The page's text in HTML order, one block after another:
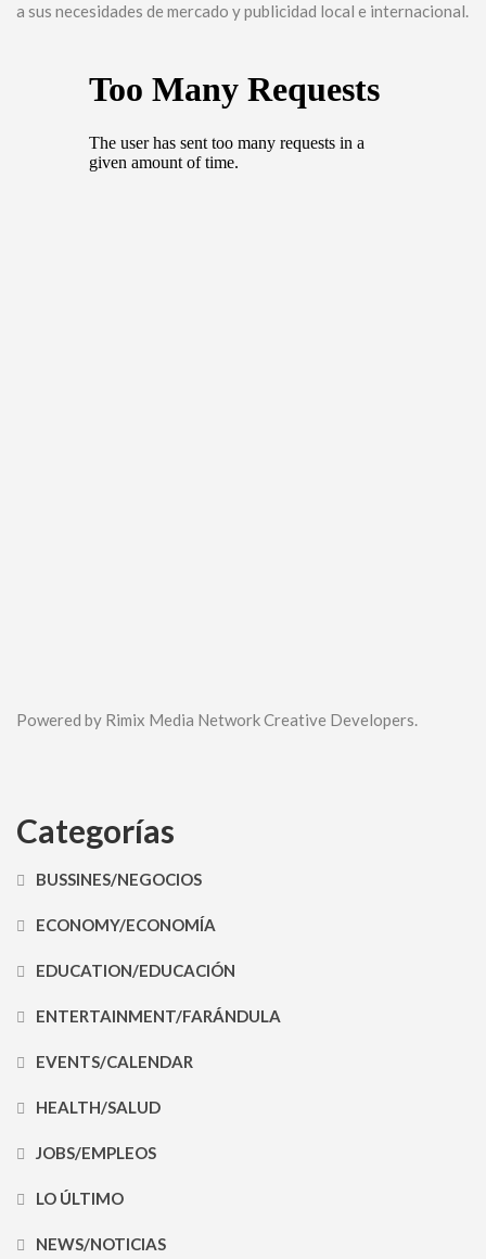
a sus necesidades de mercado y publicidad local e internacional.
Powered by Rimix Media Network Creative Developers.
Categorías
BUSSINES/NEGOCIOS
ECONOMY/ECONOMÍA
EDUCATION/EDUCACIÓN
ENTERTAINMENT/FARÁNDULA
EVENTS/CALENDAR
HEALTH/SALUD
JOBS/EMPLEOS
LO ÚLTIMO
NEWS/NOTICIAS